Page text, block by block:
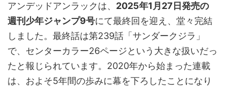
アンデッドアンラックは、 2025年1月27日発売の
週刊少年ジャンプ9号にて最終回を迎え、堂々完結
しました。最終話は第239話「サンダークジラ」
で、センターカラー26ページという大きな扱いだっ
たと報じられています。2020年から始まった連載
は、およそ5年間の歩みに幕を下ろしたことになり